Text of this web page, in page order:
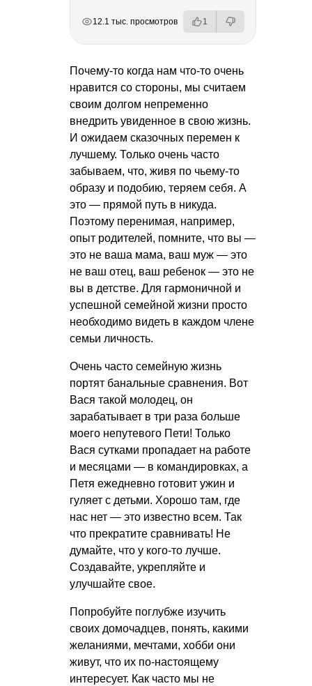
12.1 тыс. просмотров 1
Почему-то когда нам что-то очень
нравится со стороны, мы считаем
своим долгом непременно
внедрить увиденное в свою жизнь.
И ожидаем сказочных перемен к
лучшему. Только очень часто
забываем, что, живя по чьему-то
образу и подобию, теряем себя. А
это — прямой путь в никуда.
Поэтому перенимая, например,
опыт родителей, помните, что вы —
это не ваша мама, ваш муж — это
не ваш отец, ваш ребенок — это не
вы в детстве. Для гармоничной и
успешной семейной жизни просто
необходимо видеть в каждом члене
семьи личность.
Очень часто семейную жизнь
портят банальные сравнения. Вот
Вася такой молодец, он
зарабатывает в три раза больше
моего непутевого Пети! Только
Вася сутками пропадает на работе
и месяцами — в командировках, а
Петя ежедневно готовит ужин и
гуляет с детьми. Хорошо там, где
нас нет — это известно всем. Так
что прекратите сравнивать! Не
думайте, что у кого-то лучше.
Создавайте, укрепляйте и
улучшайте свое.
Попробуйте поглубже изучить
своих домочадцев, понять, какими
желаниями, мечтами, хобби они
живут, что их по-настоящему
интересует. Как часто мы не